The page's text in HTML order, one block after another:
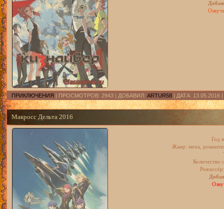
ПРИКЛЮЧЕНИЯ | ПРОСМОТРОВ: 2943 | ДОБАВИЛ: ARTUR58 | ДАТА: 13.05.2016 |
Макросс Дельта 2016
Год
Жанр: меха,
Количество